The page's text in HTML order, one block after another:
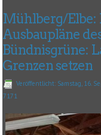
Mühlberg/Elbe:
Ausbaupläne
Bündnisgrüne:
Grenzen setzen
Veröffentlicht: Samstag, 16.
7171